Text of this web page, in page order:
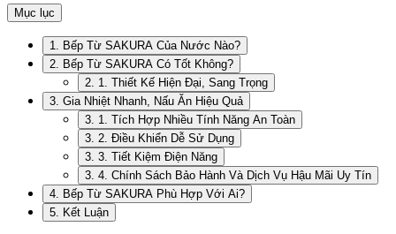
Mục lục
1. Bếp Từ SAKURA Của Nước Nào?
2. Bếp Từ SAKURA Có Tốt Không?
2. 1. Thiết Kế Hiện Đại, Sang Trọng
3. Gia Nhiệt Nhanh, Nấu Ăn Hiệu Quả
3. 1. Tích Hợp Nhiều Tính Năng An Toàn
3. 2. Điều Khiển Dễ Sử Dụng
3. 3. Tiết Kiệm Điện Năng
3. 4. Chính Sách Bảo Hành Và Dịch Vụ Hậu Mãi Uy Tín
4. Bếp Từ SAKURA Phù Hợp Với Ai?
5. Kết Luận